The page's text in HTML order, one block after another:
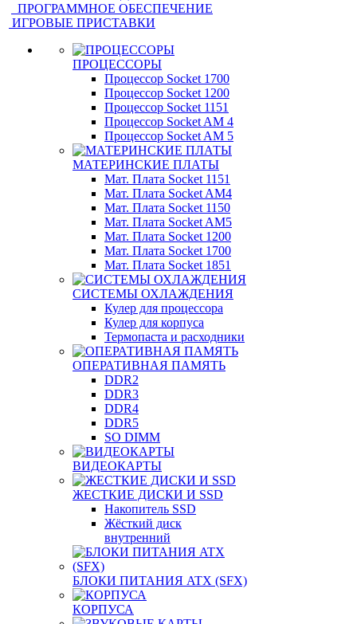
ПРОГРАММНОЕ ОБЕСПЕЧЕНИЕ
ИГРОВЫЕ ПРИСТАВКИ
ПРОЦЕССОРЫ
Процессор Socket 1700
Процессор Socket 1200
Процессор Socket 1151
Процессор Socket AM 4
Процессор Socket AM 5
МАТЕРИНСКИЕ ПЛАТЫ
Мат. Плата Socket 1151
Мат. Плата Socket AM4
Мат. Плата Socket 1150
Мат. Плата Socket AM5
Мат. Плата Socket 1200
Мат. Плата Socket 1700
Мат. Плата Socket 1851
СИСТЕМЫ ОХЛАЖДЕНИЯ
Кулер для процессора
Кулер для корпуса
Термопаста и расходники
ОПЕРАТИВНАЯ ПАМЯТЬ
DDR2
DDR3
DDR4
DDR5
SO DIMM
ВИДЕОКАРТЫ
ЖЕСТКИЕ ДИСКИ И SSD
Накопитель SSD
Жёсткий диск
внутренний
БЛОКИ ПИТАНИЯ ATX (SFX)
КОРПУСА